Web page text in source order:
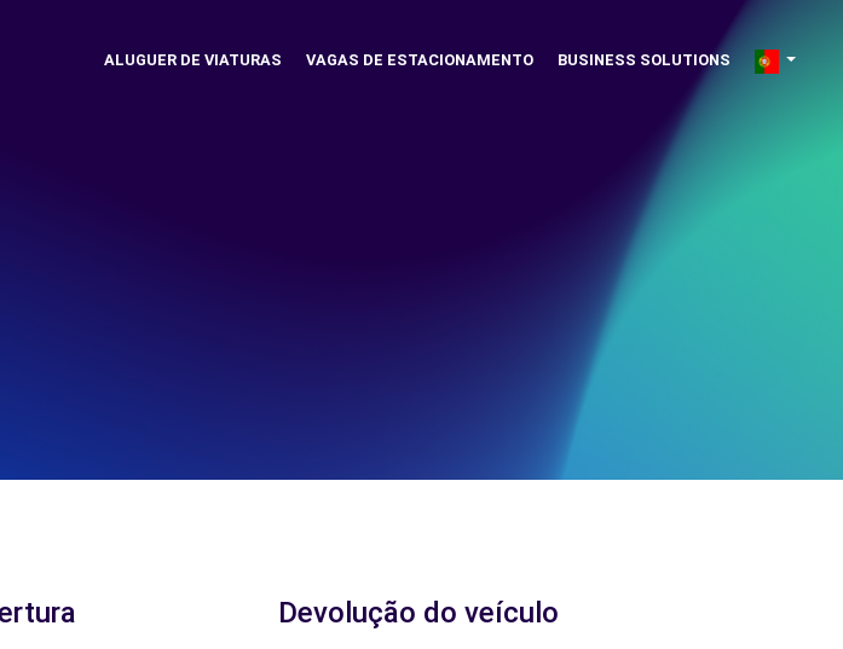
ALUGUER DE VIATURAS VAGAS DE ESTACIONAMENTO BUSINESS SOLUTIONS
Devolução do veículo